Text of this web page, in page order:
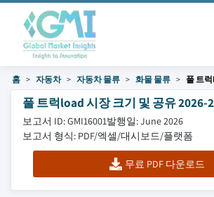
홈 자동차 자동차 물류 화물 물류 풀 트
풀 트럭load 시장 크기 및 공유 2026-
보고서 ID: GMI16001발행일: June 2026
보고서 형식: PDF/엑셀/대시보드/플랫폼
무료 PDF 다운로드